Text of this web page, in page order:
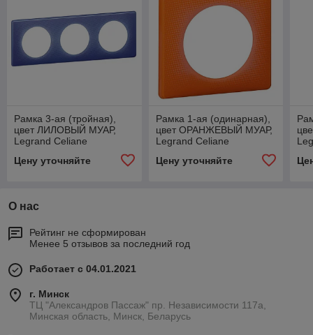
Рамка 3-ая (тройная),
цвет ЛИЛОВЫЙ МУАР,
Legrand Celiane
Цену уточняйте
Рамка 1-ая (одинарная),
цвет ОРАНЖЕВЫЙ МУАР,
Legrand Celiane
Цену уточняйте
О нас
Рейтинг не сформирован
Менее 5 отзывов за последний год
Работает с 04.01.2021
г. Минск
ТЦ "Александров Пассаж" пр. Независимости 117а,
Минская область, Минск, Беларусь